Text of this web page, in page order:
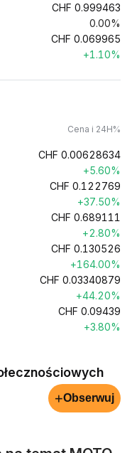
CHF 0.999463
0.00%
CHF 0.069965
+1.10%
Cena i 24H%
CHF 0.00628634
+5.60%
CHF 0.122769
+37.50%
CHF 0.689111
+2.80%
CHF 0.130526
+164.00%
CHF 0.03340879
+44.20%
CHF 0.09439
+3.80%
+Obserwuj